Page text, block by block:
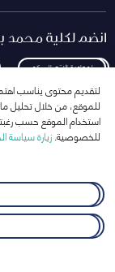
انضم لكلية محمد
لمعاودة الاتصال بكم
انضم إلى قائمة
لتقديم محتوى يناسب
للموقع، من خلال تحليل
استخدام الموقع حسب
للخصوصية.زيارة